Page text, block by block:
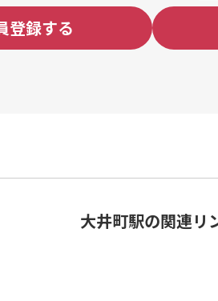
登録する
大井町駅の関連リ